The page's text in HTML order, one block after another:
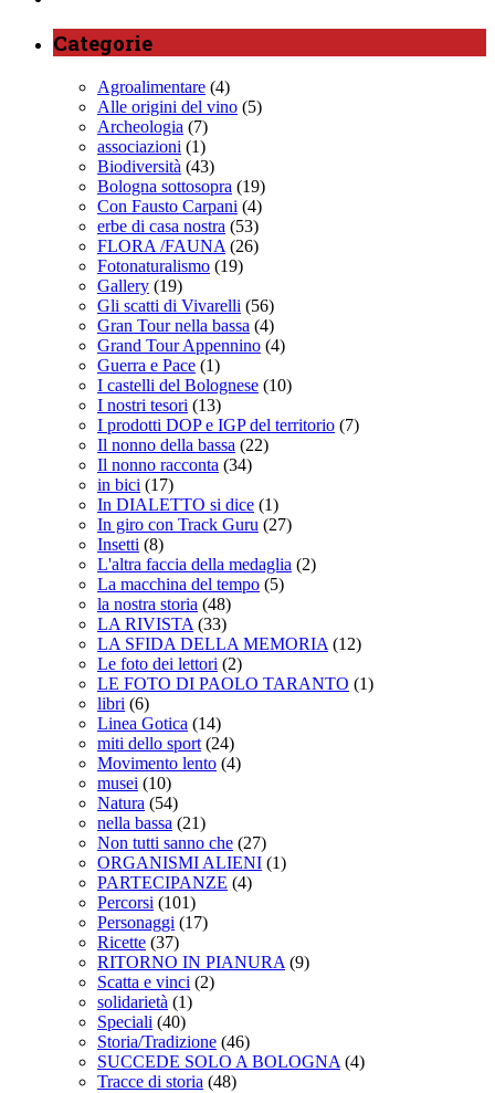
Categorie
Agroalimentare (4)
Alle origini del vino (5)
Archeologia (7)
associazioni (1)
Biodiversità (43)
Bologna sottosopra (19)
Con Fausto Carpani (4)
erbe di casa nostra (53)
FLORA /FAUNA (26)
Fotonaturalismo (19)
Gallery (19)
Gli scatti di Vivarelli (56)
Gran Tour nella bassa (4)
Grand Tour Appennino (4)
Guerra e Pace (1)
I castelli del Bolognese (10)
I nostri tesori (13)
I prodotti DOP e IGP del territorio (7)
Il nonno della bassa (22)
Il nonno racconta (34)
in bici (17)
In DIALETTO si dice (1)
In giro con Track Guru (27)
Insetti (8)
L'altra faccia della medaglia (2)
La macchina del tempo (5)
la nostra storia (48)
LA RIVISTA (33)
LA SFIDA DELLA MEMORIA (12)
Le foto dei lettori (2)
LE FOTO DI PAOLO TARANTO (1)
libri (6)
Linea Gotica (14)
miti dello sport (24)
Movimento lento (4)
musei (10)
Natura (54)
nella bassa (21)
Non tutti sanno che (27)
ORGANISMI ALIENI (1)
PARTECIPANZE (4)
Percorsi (101)
Personaggi (17)
Ricette (37)
RITORNO IN PIANURA (9)
Scatta e vinci (2)
solidarietà (1)
Speciali (40)
Storia/Tradizione (46)
SUCCEDE SOLO A BOLOGNA (4)
Tracce di storia (48)